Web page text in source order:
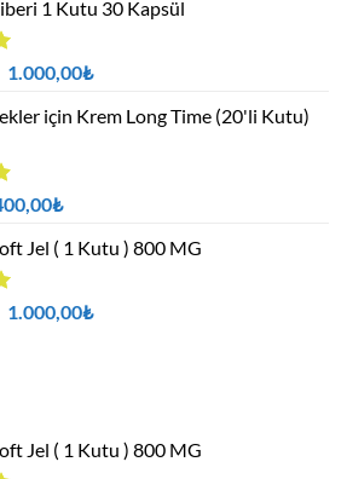
1 Kutu 30 Kapsül
Orijinal
1.380,00₺.
1.000,00₺Şu
fiyat:
için Krem Long Time (20'li Kutu)
₺Şu
fiyat:
Jel ( 1 Kutu ) 800 MG
Orijinal
1.000,00₺Şu
Jel ( 1 Kutu ) 800 MG